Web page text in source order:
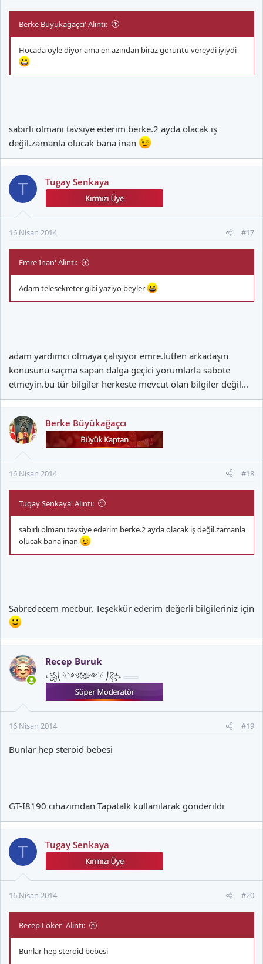
Berke Büyükağaçcı' Alıntı:
Hocada öyle diyor ama en azından biraz görüntü vereydi iyiydi
sabırlı olmanı tavsiye ederim berke.2 ayda olacak iş
değil.zamanla olucak bana inan
T Tugay Senkaya
16 Nisan 2014 #17
Emre İnan' Alıntı:
Adam telesekreter gibi yaziyo beyler
adam yardımcı olmaya çalışıyor emre.lütfen arkadaşın
konusunu saçma sapan dalga geçici yorumlarla sabote
etmeyin.bu tür bilgiler herkeste mevcut olan bilgiler değil...
Berke Büyükağaçcı
16 Nisan 2014 #18
Tugay Senkaya' Alıntı:
sabırlı olmanı tavsiye ederim berke.2 ayda olacak iş değil.zamanla
olucak bana inan
Sabredecem mecbur. Teşekkür ederim değerli bilgileriniz için
Recep Buruk
꧁⎝ 𓆩༺🥰༻𓆪 ⎠꧂
16 Nisan 2014 #19
Bunlar hep steroid bebesi
GT-I8190 cihazımdan Tapatalk kullanılarak gönderildi
T Tugay Senkaya
16 Nisan 2014 #20
Recep Löker' Alıntı:
Bunlar hep steroid bebesi